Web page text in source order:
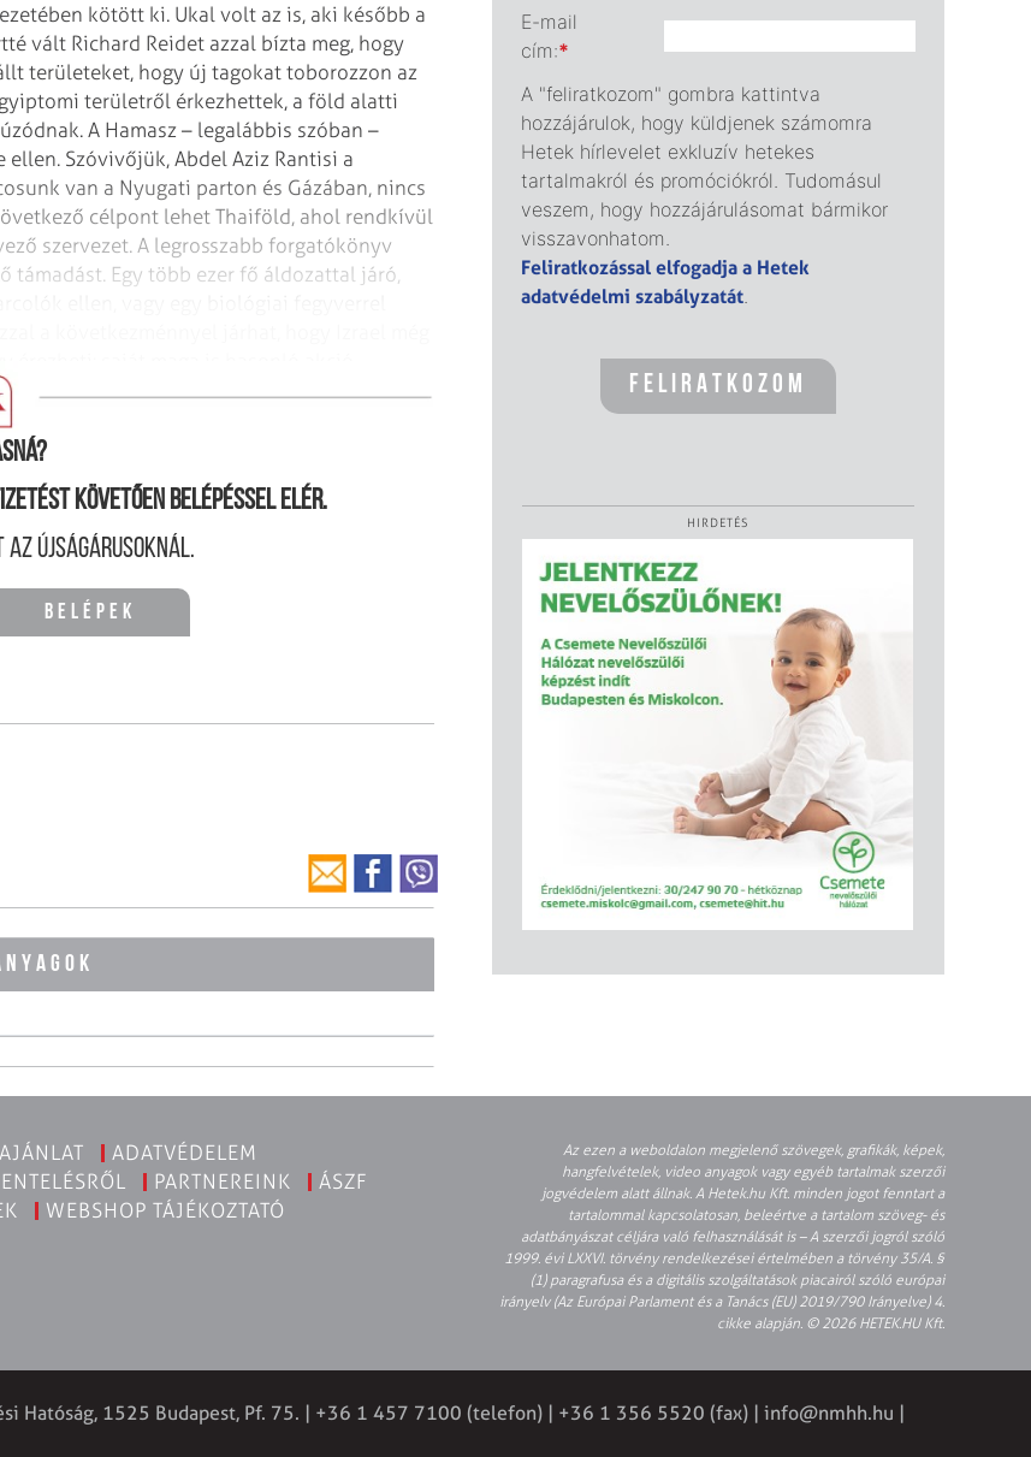
kötött ki. Ukal volt az is, aki később a
vált Richard Reidet azzal bízta meg, hogy
területeket, hogy új tagokat toborozzon az
területről érkezhettek, a föld alatti
A Hamasz – legalábbis szóban –
Szóvivőjük, Abdel Aziz Rantisi a
van a Nyugati parton és Gázában, nincs
célpont lehet Thaiföld, ahol rendkívül
szervezet. A legrosszabb forgatókönyv
Egy több ezer fő áldozattal járó,
követően belépéssel elér.
az újságárusoknál.
Belépek
E-mail
cím:*
A "feliratkozom" gombra kattintva
hozzájárulok, hogy küldjenek számomra
Hetek hírlevelet exkluzív hetekes
tartalmakról és promóciókról. Tudomásul
veszem, hogy hozzájárulásomat bármikor
visszavonhatom.
Feliratkozással elfogadja a Hetek
adatvédelmi szabályzatát.
HIRDETÉS
ADATVÉDELEM
PARTNEREINK
ÁSZF
WEBSHOP TÁJÉKOZTATÓ
Az ezen a weboldalon megjelenő szövegek, grafikák, képek,
hangfelvételek, video anyagok vagy egyéb tartalmak szerzői
jogvédelem alatt állnak. A Hetek.hu Kft. minden jogot fenntart a
tartalommal kapcsolatosan, beleértve a tartalom szöveg- és
adatbányászat céljára való felhasználását is – A szerzői jogról szóló
1999. évi LXXVI. törvény rendelkezései értelmében a törvény 35/A. §
(1) paragrafusa és a digitális szolgáltatások piacairól szóló európai
irányelv (Az Európai Parlament és a Tanács (EU) 2019/790 Irányelve) 4.
cikke alapján. © 2026 HETEK.HU Kft.
Hatóság, 1525 Budapest, Pf. 75. | +36 1 457 7100 (telefon) | +36 1 356 5520 (fax) | info@nmhh.hu |